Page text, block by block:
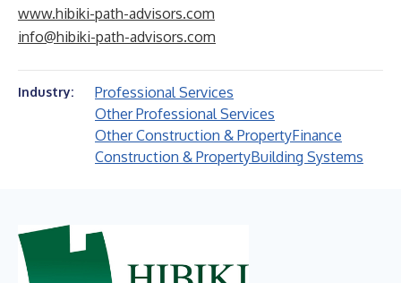
www.hibiki-path-advisors.com
info@hibiki-path-advisors.com
Industry:
Professional Services
Other Professional Services
Other Construction & PropertyFinance
Construction & PropertyBuilding Systems